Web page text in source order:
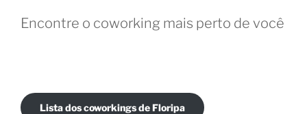
Encontre o coworking mais perto de você
Lista dos coworkings de Floripa